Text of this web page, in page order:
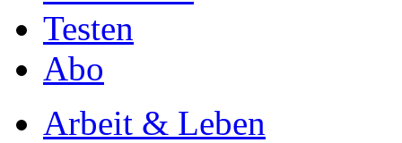
Testen
Abo
Arbeit & Leben